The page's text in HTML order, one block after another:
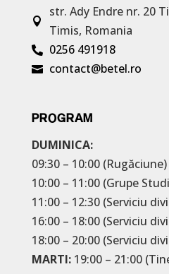

str. Ady Endre nr. 20
Timis, Romania
 0256 491918
 contact@betel.ro
PROGRAM
DUMINICA:
09:30 – 10:00 (Rugăciune)
10:00 – 11:00 (Grupe
11:00 – 12:30 (Serviciu
16:00 – 18:00 (Serviciu
18:00 – 20:00 (Serviciu
MARTI: 19:00 – 21:00